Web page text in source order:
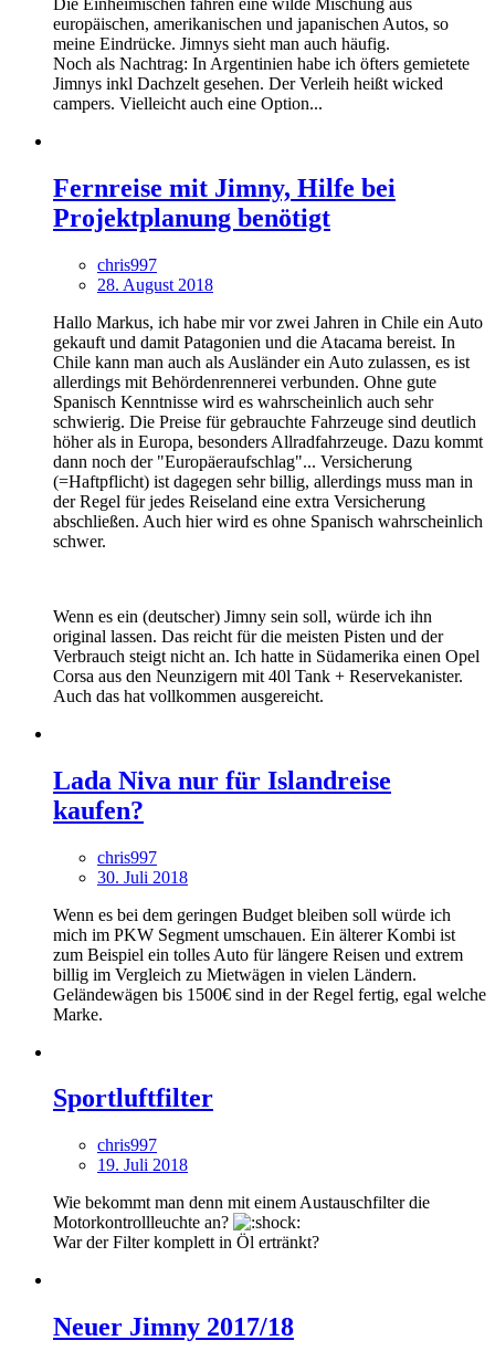
Die Einheimischen fahren eine wilde Mischung aus
europäischen, amerikanischen und japanischen Autos, so
meine Eindrücke. Jimnys sieht man auch häufig.
Noch als Nachtrag: In Argentinien habe ich öfters gemietete
Jimnys inkl Dachzelt gesehen. Der Verleih heißt wicked
campers. Vielleicht auch eine Option...
Fernreise mit Jimny, Hilfe bei
Projektplanung benötigt
chris997
28. August 2018
Hallo Markus, ich habe mir vor zwei Jahren in Chile ein Auto
gekauft und damit Patagonien und die Atacama bereist. In
Chile kann man auch als Ausländer ein Auto zulassen, es ist
allerdings mit Behördenrennerei verbunden. Ohne gute
Spanisch Kenntnisse wird es wahrscheinlich auch sehr
schwierig. Die Preise für gebrauchte Fahrzeuge sind deutlich
höher als in Europa, besonders Allradfahrzeuge. Dazu kommt
dann noch der "Europäeraufschlag"... Versicherung
(=Haftpflicht) ist dagegen sehr billig, allerdings muss man in
der Regel für jedes Reiseland eine extra Versicherung
abschließen. Auch hier wird es ohne Spanisch wahrscheinlich
schwer.
Wenn es ein (deutscher) Jimny sein soll, würde ich ihn
original lassen. Das reicht für die meisten Pisten und der
Verbrauch steigt nicht an. Ich hatte in Südamerika einen Opel
Corsa aus den Neunzigern mit 40l Tank + Reservekanister.
Auch das hat vollkommen ausgereicht.
Lada Niva nur für Islandreise
kaufen?
chris997
30. Juli 2018
Wenn es bei dem geringen Budget bleiben soll würde ich
mich im PKW Segment umschauen. Ein älterer Kombi ist
zum Beispiel ein tolles Auto für längere Reisen und extrem
billig im Vergleich zu Mietwägen in vielen Ländern.
Geländewägen bis 1500€ sind in der Regel fertig, egal welche
Marke.
Sportluftfilter
chris997
19. Juli 2018
Wie bekommt man denn mit einem Austauschfilter die
Motorkontrollleuchte an?
War der Filter komplett in Öl ertränkt?
Neuer Jimny 2017/18